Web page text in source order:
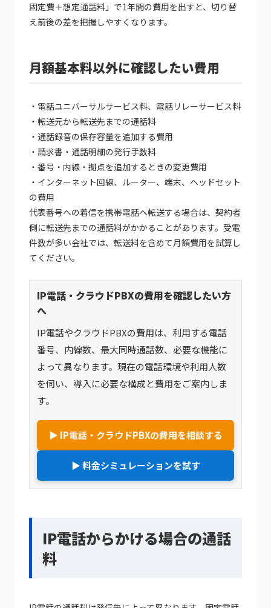
固定費＋想定通話料」で1年間の費用を出すと、切り替
え前後の差を把握しやすくなります。
月額基本料以外に確認したい費用
・電話ユニバーサルサービス料、電話リレーサービス料
・転送元から転送先までの通話料
・通話録音の保存容量を追加する費用
・請求書・通話明細の発行手数料
・番号・内線・拠点を追加するときの変更費用
・インターネット回線、ルーター、端末、ヘッドセット
の費用
代表番号への着信を携帯電話へ転送する場合は、契約者
側に転送先までの通話料がかかることがあります。受電
件数が多い会社では、転送料を含めて月額費用を試算し
てください。
IP電話・クラウドPBXの費用を確認したい方
へ
IP電話やクラウドPBXの費用は、利用する電話
番号、内線数、最大同時通話数、必要な機能に
よって異なります。現在の電話環境や利用人数
を伺い、導入に必要な構成と費用をご案内しま
す。
▶ IP電話・クラウドPBXの費用を相談する
▶ 料金シミュレーションを試す
IP電話からかける場合の通話
料